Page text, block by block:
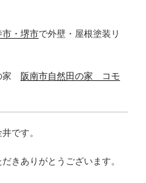
市・堺市で外壁・屋根塗装リ
家
阪南市自然田の家 コモ
です。
きありがとうございます。